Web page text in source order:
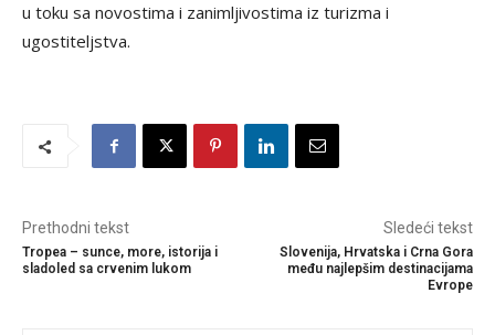
u toku sa novostima i zanimljivostima iz turizma i
ugostiteljstva.
Prethodni tekst
Tropea – sunce, more, istorija i
sladoled sa crvenim lukom
Sledeći tekst
Slovenija, Hrvatska i Crna Gora
među najlepšim destinacijama
Evrope